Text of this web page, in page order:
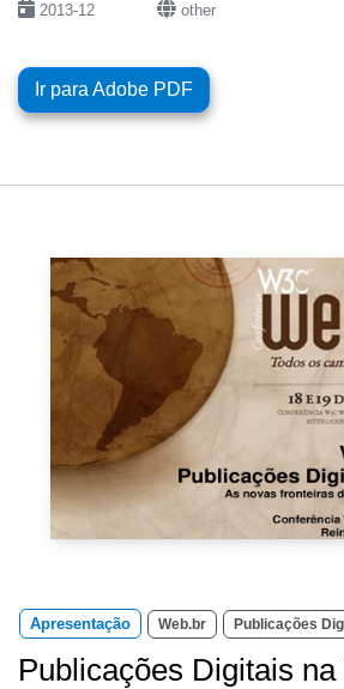
2013-12 other
Ir para Adobe PDF
Apresentação Web.br Publicações
Publicações Digitais na